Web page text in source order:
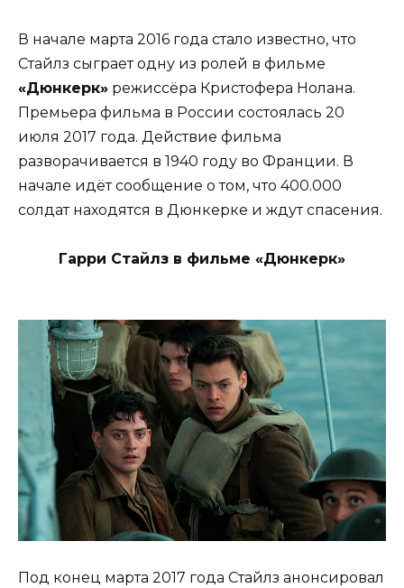
В начале марта 2016 года стало известно, что
Стайлз сыграет одну из ролей в фильме
«Дюнкерк» режиссёра Кристофера Нолана.
Премьера фильма в России состоялась 20
июля 2017 года. Действие фильма
разворачивается в 1940 году во Франции. В
начале идёт сообщение о том, что 400.000
солдат находятся в Дюнкерке и ждут спасения.
Гарри Стайлз в фильме «Дюнкерк»
Под конец марта 2017 года Стайлз анонсировал